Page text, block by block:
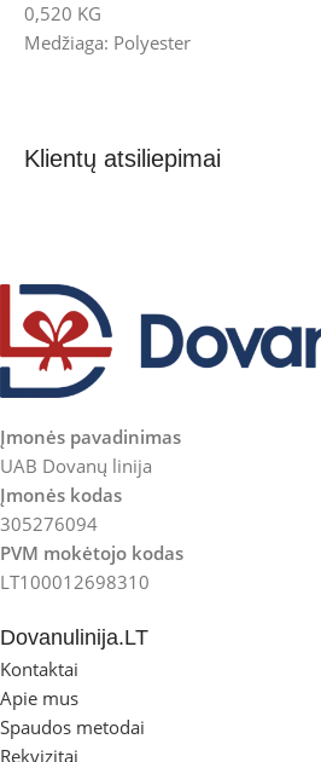
0,520 KG
Medžiaga: Polyester
Klientų atsiliepimai
Įmonės pavadinimas
UAB Dovanų linija
Įmonės kodas
305276094
PVM mokėtojo kodas
LT100012698310
Dovanulinija.LT
Kontaktai
Apie mus
Spaudos metodai
Rekvizitai